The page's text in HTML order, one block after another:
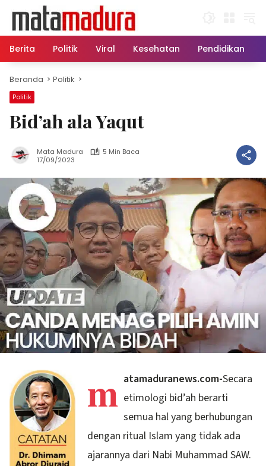
konten
Berita
Politik Viral Kesehatan Pendidikan
Beranda Politik
Politik
Bid’ah ala Yaqut
Mata Madura
5 Min Baca
17/09/2023
m atamaduranews.com-Secara
etimologi bid’ah berarti
semua hal yang berhubungan
dengan ritual Islam yang tidak ada
ajarannya dari Nabi Muhammad SAW.